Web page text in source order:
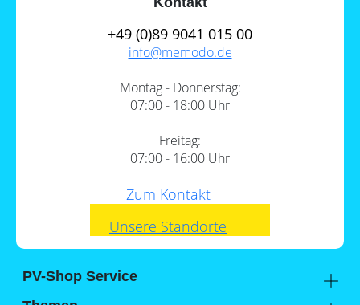
+49 (0)89 9041 015 00
info@memodo.de
Montag - Donnerstag:
07:00 - 18:00 Uhr
Freitag:
07:00 - 16:00 Uhr
Zum Kontakt
Unsere Standorte
PV-Shop Service
Academy